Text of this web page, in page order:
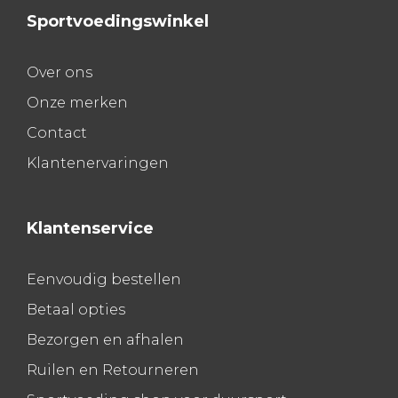
Sportvoedingswinkel
Over ons
Onze merken
Contact
Klantenervaringen
Klantenservice
Eenvoudig bestellen
Betaal opties
Bezorgen en afhalen
Ruilen en Retourneren